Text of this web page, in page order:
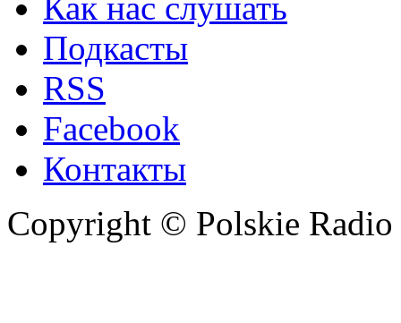
Подкасты
RSS
Facebook
Контакты
Copyright © Polskie